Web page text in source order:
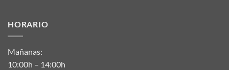
HORARIO
Mañanas:
10:00h – 14:00h